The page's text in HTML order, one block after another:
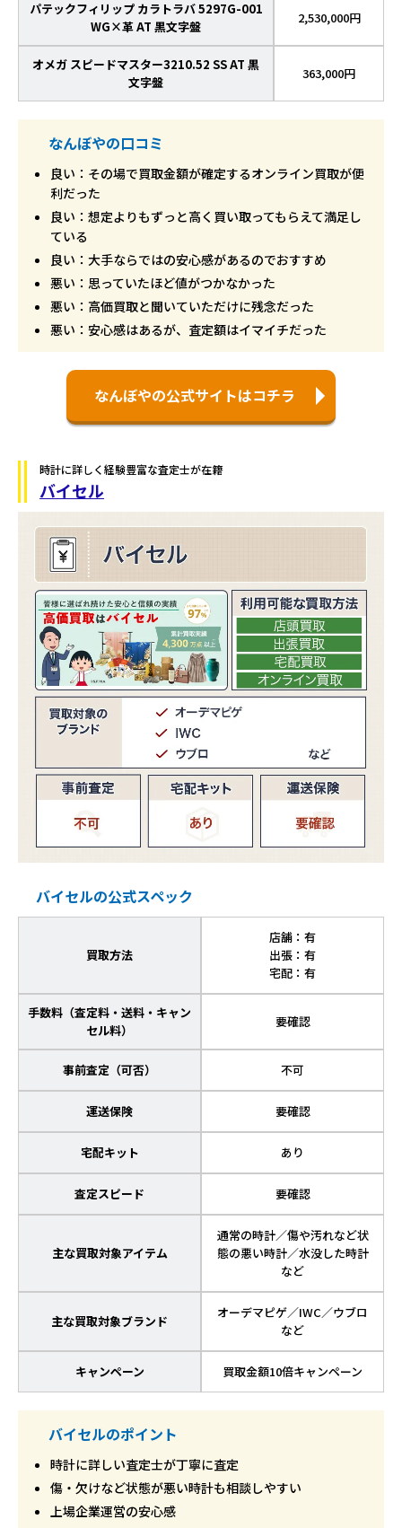
パテックフィリップ カラトラバ 5297G-001
WG×革 AT 黒文字盤
2,530,000円
オメガ スピードマスター3210.52 SS AT 黒
文字盤
363,000円
なんぼやの口コミ
良い：その場で買取金額が確定するオンライン買取が便
利だった
良い：想定よりもずっと高く買い取ってもらえて満足し
ている
良い：大手ならではの安心感があるのでおすすめ
悪い：思っていたほど値がつかなかった
悪い：高価買取と聞いていただけに残念だった
悪い：安心感はあるが、査定額はイマイチだった
なんぼやの公式サイトはコチラ
時計に詳しく経験豊富な査定士が在籍
バイセル
バイセルの公式スペック
買取方法
店舗：有
出張：有
宅配：有
手数料（査定料・送料・キャン
セル料）
要確認
事前査定（可否） 不可
運送保険 要確認
宅配キット あり
査定スピード 要確認
主な買取対象アイテム
通常の時計／傷や汚れなど状
態の悪い時計／水没した時計
など
主な買取対象ブランド
オーデマピゲ／IWC／ウブロ
など
キャンペーン 買取金額10倍キャンペーン
バイセルのポイント
時計に詳しい査定士が丁寧に査定
傷・欠けなど状態が悪い時計も相談しやすい
上場企業運営の安心感